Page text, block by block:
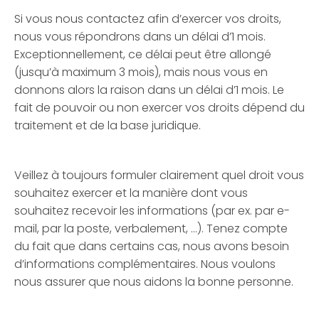
Si vous nous contactez afin d’exercer vos droits,
nous vous répondrons dans un délai d’1 mois.
Exceptionnellement, ce délai peut être allongé
(jusqu’à maximum 3 mois), mais nous vous en
donnons alors la raison dans un délai d’1 mois. Le
fait de pouvoir ou non exercer vos droits dépend du
traitement et de la base juridique.
Veillez à toujours formuler clairement quel droit vous
souhaitez exercer et la manière dont vous
souhaitez recevoir les informations (par ex. par e-
mail, par la poste, verbalement, …). Tenez compte
du fait que dans certains cas, nous avons besoin
d’informations complémentaires. Nous voulons
nous assurer que nous aidons la bonne personne.